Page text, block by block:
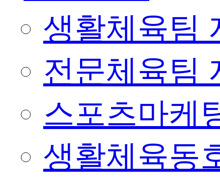
생활체육팀
전문체육팀
스포츠마케
생활체육동